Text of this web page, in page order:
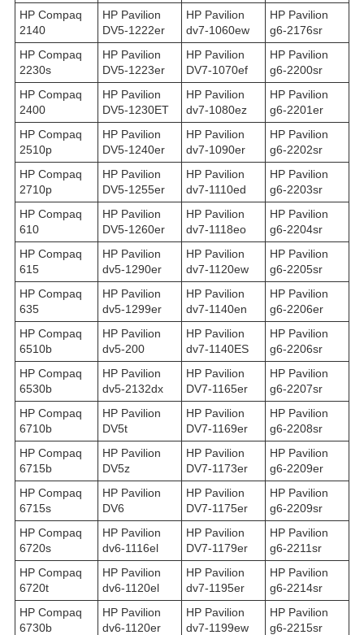
HP Compaq
2140
HP Pavilion
DV5-1222er
HP Pavilion
dv7-1060ew
HP Pavilion
g6-2176sr
HP Compaq
2230s
HP Pavilion
DV5-1223er
HP Pavilion
DV7-1070ef
HP Pavilion
g6-2200sr
HP Compaq
2400
HP Pavilion
DV5-1230ET
HP Pavilion
dv7-1080ez
HP Pavilion
g6-2201er
HP Compaq
2510p
HP Pavilion
DV5-1240er
HP Pavilion
dv7-1090er
HP Pavilion
g6-2202sr
HP Compaq
2710p
HP Pavilion
DV5-1255er
HP Pavilion
dv7-1110ed
HP Pavilion
g6-2203sr
HP Compaq
610
HP Pavilion
DV5-1260er
HP Pavilion
dv7-1118eo
HP Pavilion
g6-2204sr
HP Compaq
615
HP Pavilion
dv5-1290er
HP Pavilion
dv7-1120ew
HP Pavilion
g6-2205sr
HP Compaq
635
HP Pavilion
dv5-1299er
HP Pavilion
dv7-1140en
HP Pavilion
g6-2206er
HP Compaq
6510b
HP Pavilion
dv5-200
HP Pavilion
dv7-1140ES
HP Pavilion
g6-2206sr
HP Compaq
6530b
HP Pavilion
dv5-2132dx
HP Pavilion
DV7-1165er
HP Pavilion
g6-2207sr
HP Compaq
6710b
HP Pavilion
DV5t
HP Pavilion
DV7-1169er
HP Pavilion
g6-2208sr
HP Compaq
6715b
HP Pavilion
DV5z
HP Pavilion
DV7-1173er
HP Pavilion
g6-2209er
HP Compaq
6715s
HP Pavilion
DV6
HP Pavilion
DV7-1175er
HP Pavilion
g6-2209sr
HP Compaq
6720s
HP Pavilion
dv6-1116el
HP Pavilion
DV7-1179er
HP Pavilion
g6-2211sr
HP Compaq
6720t
HP Pavilion
dv6-1120el
HP Pavilion
dv7-1195er
HP Pavilion
g6-2214sr
HP Compaq
6730b
HP Pavilion
dv6-1120er
HP Pavilion
dv7-1199ew
HP Pavilion
g6-2215sr